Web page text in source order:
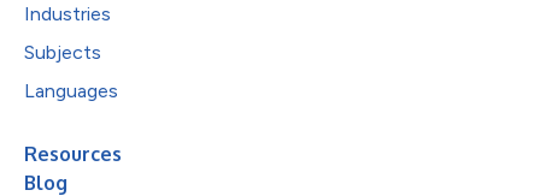
Industries
Subjects
Languages
Resources
Blog